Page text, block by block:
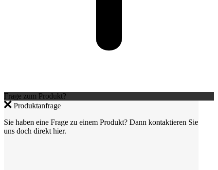
Frage zum Produkt?
Produktanfrage
Sie haben eine Frage zu einem Produkt? Dann kontaktieren Sie
uns doch direkt hier.